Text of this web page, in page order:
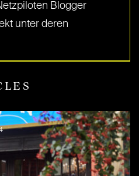
Blogger
unter deren